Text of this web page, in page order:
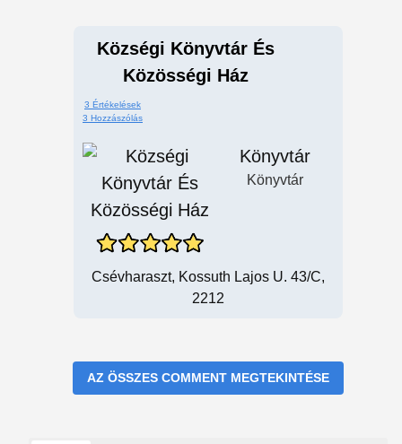
Községi Könyvtár És
Közösségi Ház
3 Értékelések
3 Hozzászólás
Könyvtár
Könyvtár
Csévharaszt, Kossuth Lajos U. 43/C,
2212
AZ ÖSSZES COMMENT MEGTEKINTÉSE